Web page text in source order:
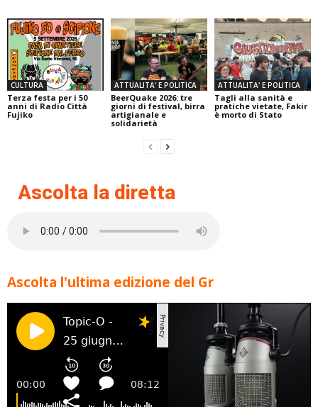
CULTURA
Terza festa per i 50
anni di Radio Città
Fujiko
ATTUALITA' E POLITICA
BeerQuake 2026: tre
giorni di festival, birra
artigianale e
solidarietà
ATTUALITA' E POLITICA
Tagli alla sanità e
pratiche vietate, Fakir
è morto di Stato
Ascolta la diretta
Ascolta l'ultima edizione del Gr